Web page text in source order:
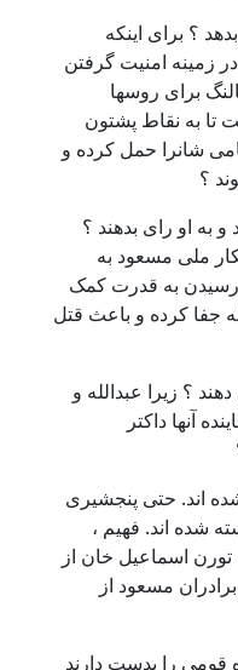
؟ برای اینکه
زمینه امنیت گرفتن
برای روسها
به نقاط پشتون
شانرا حمل کرده و
؟
و به او رای بدهند ؟
ملی مسعود به
رسیدن به قدرت کمک
جفا کرده و باعث قتل
؟ زیرا عبدالله و
آنها داکتر
شده اند. حتی پنجشیری
شده اند. فهیم ،
اسماعیل خان از
مسعود از
قومی را بدست دارند